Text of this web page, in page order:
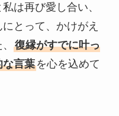
は再び愛し合い、
とって、かけがえ
復縁がすでに叶っ
な言葉を心を込めて